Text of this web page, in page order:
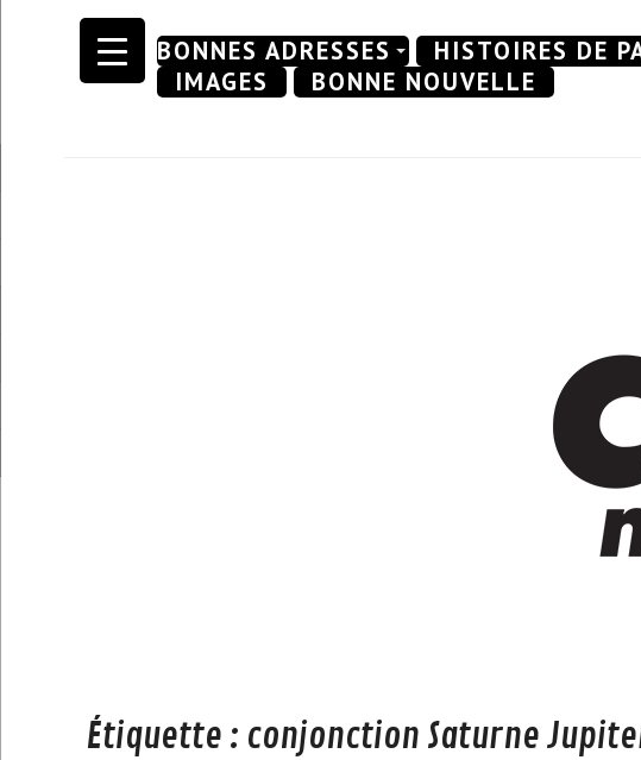
Skip
BONNES ADRESSES HISTOIRES DE
IMAGES
BONNE NOUVELLE
Étiquette : conjonction Saturne